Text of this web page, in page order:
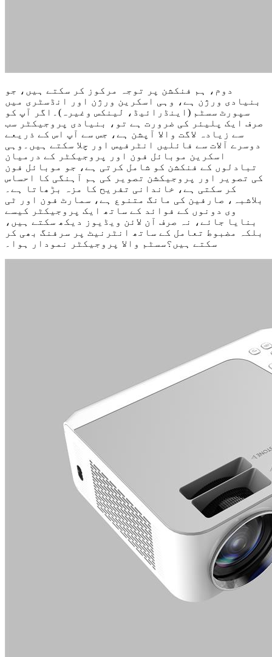
دوم، ہم فنکشن پر توجہ مرکوز کر سکتے ہیں، جو
بنیادی ورژن ہے، وہی اسکرین ورژن اور انڈسٹری میں
سپورٹ سسٹم (اینڈرائیڈ، لینکس وغیرہ)۔اگر آپ کو
صرف ایک پلیئر کی ضرورت ہے تو، بنیادی پروجیکٹر سب
سے زیادہ لاگت والا آپشن ہے، جس سے آپ اس کے ذریعے
دوسرے آلات سے فائلیں انٹرفیس اور چلا سکتے ہیں۔وہی
اسکرین موبائل فون اور پروجیکٹر کے درمیان
تبادلوں کے فنکشن کو شامل کرتی ہے، جو موبائل فون
کی تصویر اور پروجیکشن تصویر کی ہم آہنگی کا احساس
کر سکتی ہے، خاندانی تفریح ​​کا مزہ بڑھاتا ہے۔
بلاشبہ، صارفین کی مانگ متنوع ہے، سمارٹ فون اور ٹی
وی دونوں کے فوائد کے ساتھ ایک پروجیکٹر کیسے
بنایا جائے، نہ صرف آن لائن ویڈیوز دیکھ سکتے ہیں،
بلکہ مضبوط تعامل کے ساتھ انٹرنیٹ پر سرفنگ بھی کر
سکتے ہیں؟سسٹم والا پروجیکٹر نمودار ہوا۔